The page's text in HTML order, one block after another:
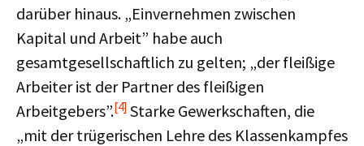
darüber hinaus. „Einvernehmen zwischen
Kapital und Arbeit” habe auch
gesamtgesellschaftlich zu gelten; „der fleißige
Arbeiter ist der Partner des fleißigen
Arbeitgebers”.[4] Starke Gewerkschaften, die
„mit der trügerischen Lehre des Klassenkampfes